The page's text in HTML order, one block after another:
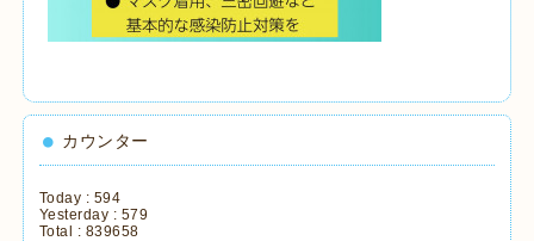
カウンター
Today : 594
Yesterday : 579
Total : 839658